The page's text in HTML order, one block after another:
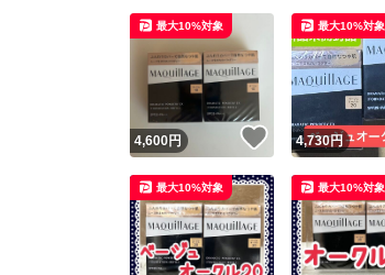
4,600円 いいね！
最大10%対象
4,730円
最大10%対象
最大10%対象 最大10%対象